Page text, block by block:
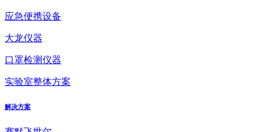
应急便携设备
大龙仪器
口罩检测仪器
实验室整体方案
解决方案